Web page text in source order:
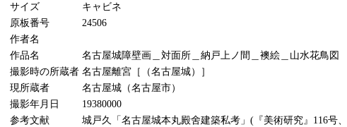
サイズ
キャビネ
原板番号
24506
作者名
作品名
名古屋城障壁画＿対面所＿納戸上ノ間＿襖絵＿山水花鳥図
撮影時の所蔵者 名古屋離宮［（名古屋城）］
現所蔵者
名古屋城（名古屋市）
撮影年月日
19380000
参考文献
城戸久「名古屋城本丸殿舍建築私考」(『美術研究』116号